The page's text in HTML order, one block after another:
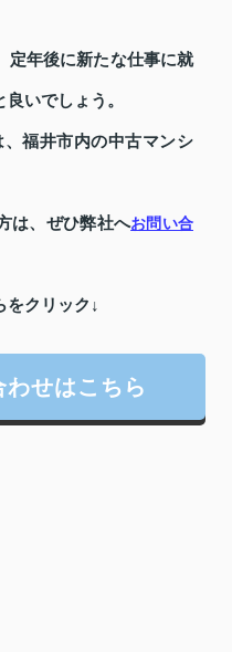
定年後に新たな仕事に就
いでしょう。
、福井市内の中古マンシ
は、ぜひ弊社へお問い合
をクリック↓
せはこちら